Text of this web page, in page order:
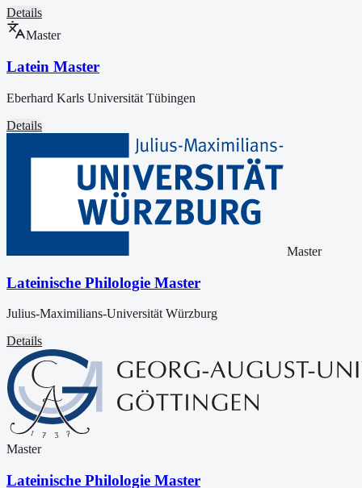
Details
Master
Latein Master
Eberhard Karls Universität Tübingen
Details
Master
Lateinische Philologie Master
Julius-Maximilians-Universität Würzburg
Details
Master
Lateinische Philologie Master